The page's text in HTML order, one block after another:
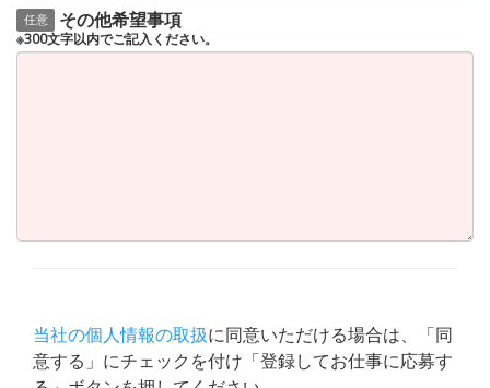
任意 その他希望事項
※300文字以内でご記入ください。
当社の個人情報の取扱に同意いただける場合は、「同
意する」にチェックを付け「登録してお仕事に応募す